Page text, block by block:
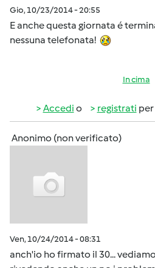
Gio, 10/23/2014 - 20:55
E anche questa giornata é
nessuna telefonata!
In cima
Accedi o registrati
Anonimo (non verificato)
Ven, 10/24/2014 - 08:31
anch'io ho firmato il 30...